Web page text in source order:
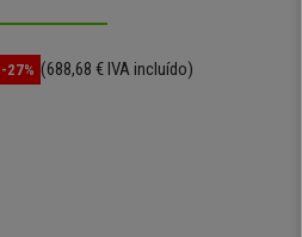
-27% (688,68 € IVA incluído)